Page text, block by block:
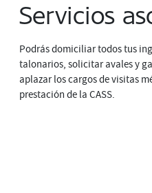
Servicios
Podrás domiciliar todos tus
talonarios, solicitar avales y
aplazar los cargos de visitas
prestación de la CASS.